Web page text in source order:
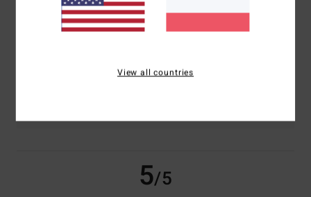
Größe
5/5
View all countries